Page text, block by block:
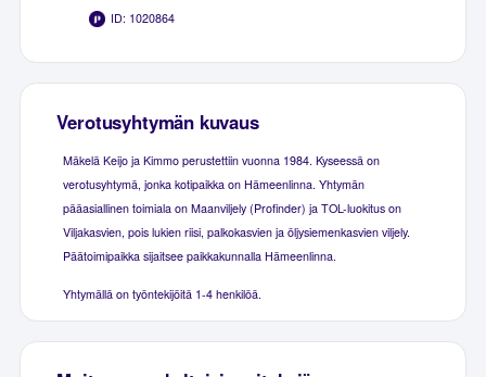
ID: 1020864
Verotusyhtymän kuvaus
Mäkelä Keijo ja Kimmo perustettiin vuonna 1984. Kyseessä on
verotusyhtymä, jonka kotipaikka on Hämeenlinna. Yhtymän
pääasiallinen toimiala on Maanviljely (Profinder) ja TOL-luokitus on
Viljakasvien, pois lukien riisi, palkokasvien ja öljysiemenkasvien viljely.
Päätoimipaikka sijaitsee paikkakunnalla Hämeenlinna.
Yhtymällä on työntekijöitä 1-4 henkilöä.